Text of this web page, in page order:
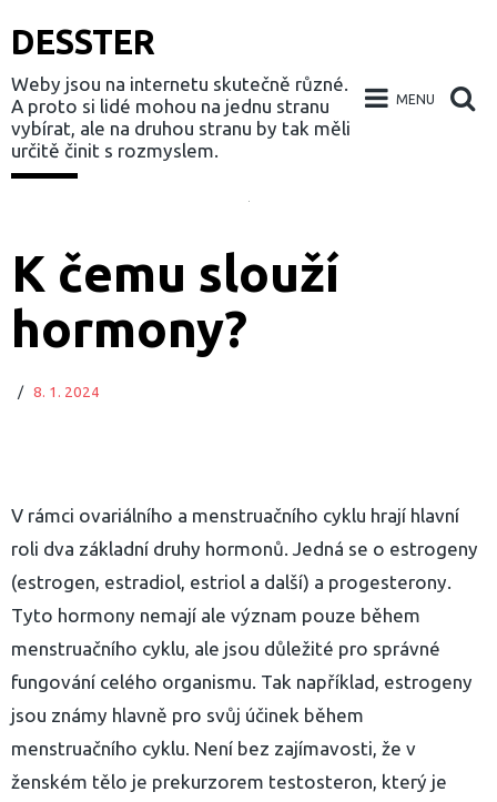
DESSTER
Weby jsou na internetu skutečně různé.
A proto si lidé mohou na jednu stranu
vybírat, ale na druhou stranu by tak měli
určitě činit s rozmyslem.
MENU
content
K čemu slouží
hormony?
/ 8. 1. 2024
V rámci ovariálního a menstruačního cyklu hrají hlavní
roli dva základní druhy hormonů. Jedná se o estrogeny
(estrogen, estradiol, estriol a další) a progesterony.
Tyto hormony nemají ale význam pouze během
menstruačního cyklu, ale jsou důležité pro správné
fungování celého organismu. Tak například, estrogeny
jsou známy hlavně pro svůj účinek během
menstruačního cyklu. Není bez zajímavosti, že v
ženském tělo je prekurzorem testosteron, který je